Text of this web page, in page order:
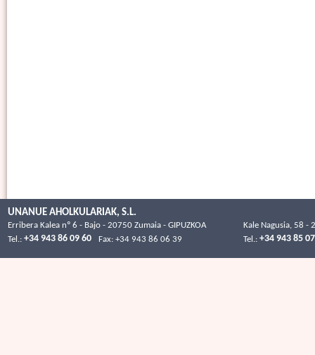
UNANUE AHOLKULARIAK, S.L.
Erribera Kalea nº 6 - Bajo - 20750 Zumaia - GIPUZKOA
Tel.: +34 943 86 09 60 Fax: +34 943 86 06 39
Kale Nagusia, 58 -
Tel.: +34 943 85